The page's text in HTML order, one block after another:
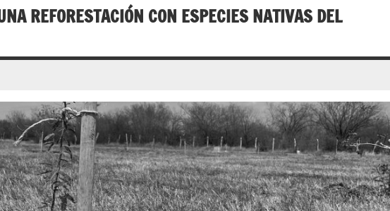
REFORESTACIÓN CON ESPECIES NATIVAS DEL